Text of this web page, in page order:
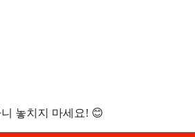
놓치지 마세요! 😊